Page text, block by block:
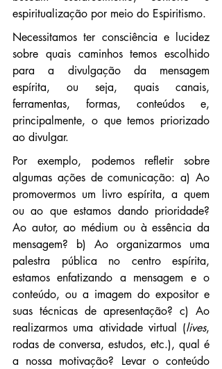
espiritualização por meio do Espiritismo.
Necessitamos ter consciência e lucidez
sobre quais caminhos temos escolhido
para a divulgação da mensagem
espírita, ou seja, quais canais,
ferramentas, formas, conteúdos e,
principalmente, o que temos priorizado
ao divulgar.
Por exemplo, podemos refletir sobre
algumas ações de comunicação: a) Ao
promovermos um livro espírita, a quem
ou ao que estamos dando prioridade?
Ao autor, ao médium ou à essência da
mensagem? b) Ao organizarmos uma
palestra pública no centro espírita,
estamos enfatizando a mensagem e o
conteúdo, ou a imagem do expositor e
suas técnicas de apresentação? c) Ao
realizarmos uma atividade virtual (lives,
rodas de conversa, estudos, etc.), qual é
a nossa motivação? Levar o conteúdo